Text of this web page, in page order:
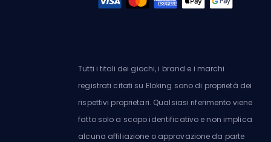
Tutti i titoli dei giochi, i brand e i marchi
registrati citati su Eloking sono di proprietà dei
rispettivi proprietari. Qualsiasi riferimento viene
fatto solo a scopo identificativo e non implica
alcuna affiliazione o approvazione da parte